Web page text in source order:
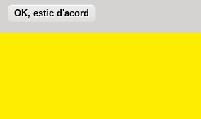
OK, estic d'acord